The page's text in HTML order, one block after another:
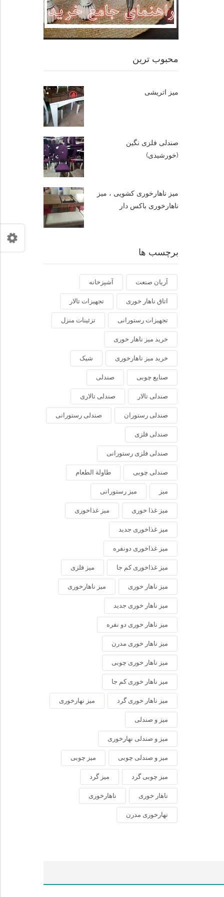
محبوب ترین
میز اتریشی
صندلی فلزی نگین
(خورشیدی)
میز ناهارخوری کشویی ، میز
ناهارخوری باکس دار
برچسب ها
آریان صنعت آشپزخانه
اتاق ناهار خوری تجهیزات تالار
تجهیزات رستورانی تزئینات منزل
خرید میز ناهار خوری
خرید میز ناهارخوری شیک
صنایع چوبی صندلی
صندلی تالار صندلی تالاری
صندلی رستوران صندلی رستورانی
صندلی فلزی
صندلی فلزی رستورانی
صندلی چوبی طاولة الطعام
میز میز رستورانی
میز غذا خوری میز غذاخوری
میز غذاخوری جدید
میز غذاخوری دونفره
میز غذاخوری کم جا میز فلزی
میز ناهار خوری میز ناهارخوری
میز ناهار خوری جدید
میز ناهار خوری دو نفره
میز ناهار خوری مدرن
میز ناهار خوری چوبی
میز ناهار خوری کم جا
میز ناهار خوری گرد میز نهارخوری
میز و صندلی
میز و صندلی نهارخوری
میز و صندلی چوبی میز چوبی
میز چوبی گرد میز گرد
ناهار خوری ناهارخوری
نهارخوری مدرن